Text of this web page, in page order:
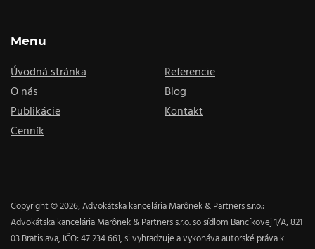
Menu
Úvodná stránka
O nás
Publikácie
Cenník
Referencie
Blog
Kontakt
Copyright © 2026, Advokátska kancelária Marônek & Partners s.r.o.:
Advokátska kancelária Marônek & Partners s.r.o. so sídlom Bancíkovej 1/A, 821
03 Bratislava, IČO: 47 234 661, si vyhradzuje a vykonáva autorské práva k